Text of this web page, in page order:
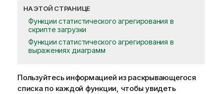
НА ЭТОЙ СТРАНИЦЕ
Функции статистического агрегирования в
скрипте загрузки
Функции статистического агрегирования в
выражениях диаграмм
Пользуйтесь информацией из раскрывающегося
списка по каждой функции, чтобы увидеть